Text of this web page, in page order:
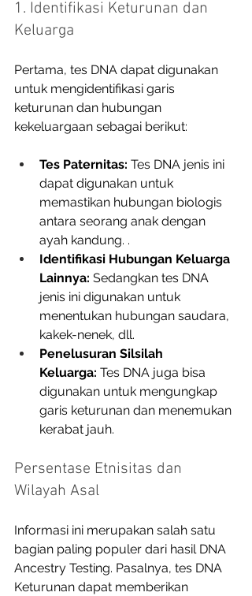
1. Identifikasi Keturunan dan
Keluarga
Pertama, tes DNA dapat digunakan
untuk mengidentifikasi garis
keturunan dan hubungan
kekeluargaan sebagai berikut:
Tes Paternitas: Tes DNA jenis ini
dapat digunakan untuk
memastikan hubungan biologis
antara seorang anak dengan
ayah kandung. .
Identifikasi Hubungan Keluarga
Lainnya: Sedangkan tes DNA
jenis ini digunakan untuk
menentukan hubungan saudara,
kakek-nenek, dll.
Penelusuran Silsilah
Keluarga: Tes DNA juga bisa
digunakan untuk mengungkap
garis keturunan dan menemukan
kerabat jauh.
Persentase Etnisitas dan
Wilayah Asal
Informasi ini merupakan salah satu
bagian paling populer dari hasil DNA
Ancestry Testing. Pasalnya, tes DNA
Keturunan dapat memberikan